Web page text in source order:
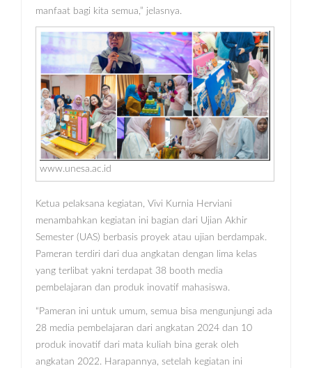
manfaat bagi kita semua,” jelasnya.
www.unesa.ac.id
Ketua pelaksana kegiatan, Vivi Kurnia Herviani
menambahkan kegiatan ini bagian dari Ujian Akhir
Semester (UAS) berbasis proyek atau ujian berdampak.
Pameran terdiri dari dua angkatan dengan lima kelas
yang terlibat yakni terdapat 38 booth media
pembelajaran dan produk inovatif mahasiswa.
“Pameran ini untuk umum, semua bisa mengunjungi ada
28 media pembelajaran dari angkatan 2024 dan 10
produk inovatif dari mata kuliah bina gerak oleh
angkatan 2022. Harapannya, setelah kegiatan ini